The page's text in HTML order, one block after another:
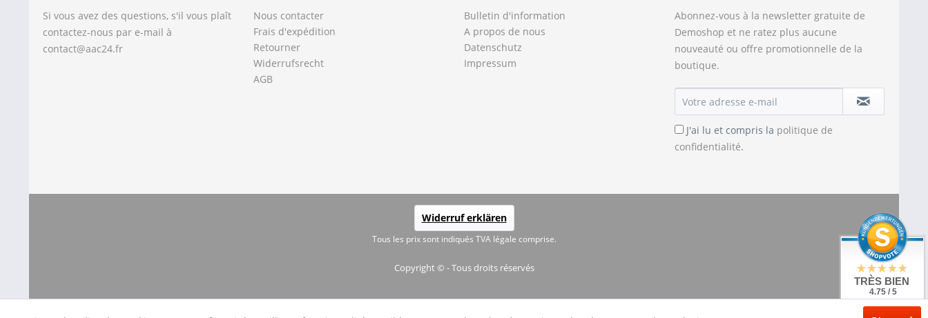
Si vous avez des questions, s'il vous plaît
contactez-nous par e-mail à
contact@aac24.fr
Nous contacter
Frais d'expédition
Retourner
Widerrufsrecht
AGB
Bulletin d'information
A propos de nous
Datenschutz
Impressum
Abonnez-vous à la newsletter gratuite de
Demoshop et ne ratez plus aucune
nouveauté ou offre promotionnelle de la
boutique.
J'ai lu et compris la politique de
confidentialité.
Widerruf erklären
Tous les prix sont indiqués TVA légale comprise.
Copyright © - Tous droits réservés
TRÈS BIEN
4.75 / 5
de 20 Évaluations